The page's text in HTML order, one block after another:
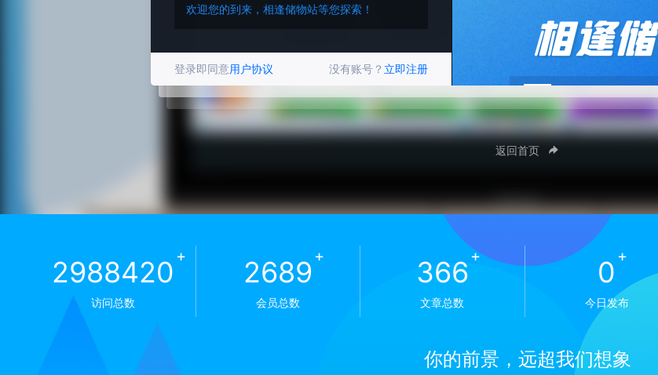
欢迎您的到来，相逢储物站等您探索！
登录即同意用户协议 没有账号？ 立即注册
返回首页
3012671 +
访问总数
2711 +
会员总数
369+
文章总数
0 +
今日发布
你的前景，远超我们想象